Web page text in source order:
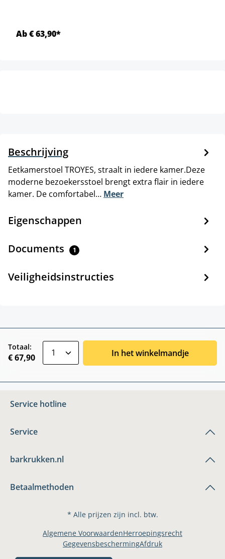
Ab € 63,90*
Beschrijving
Eetkamerstoel TROYES, straalt in iedere kamer.Deze
moderne bezoekersstoel brengt extra flair in iedere
kamer. De comfortabel… Meer
Eigenschappen
Documents 1
Veiligheidsinstructies
Totaal:
€ 67,90 In het winkelmandje
Service hotline
Service
barkrukken.nl
Betaalmethoden
* Alle prijzen zijn incl. btw.
Algemene VoorwaardenHerroepingsrecht
GegevensbeschermingAfdruk